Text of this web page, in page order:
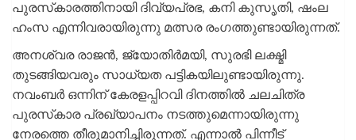
പുരസ്‌കാരത്തിനായി ദിവ്യപ്രഭ, കനി കുസൃതി, ഷംല
ഹംസ എന്നിവരായിരുന്നു മത്സര രം​ഗത്തുണ്ടായിരുന്നത്.
അനശ്വര രാജന്‍, ജ്യോതിര്‍മയി, സുരഭി ലക്ഷ്മി
തുടങ്ങിയവരും സാധ്യത പട്ടികയിലുണ്ടായിരുന്നു.
നവംബർ ഒന്നിന് കേരളപ്പിറവി ദിനത്തിൽ ചലചിത്ര
പുരസ്‌കാര പ്രഖ്യാപനം നടത്തുമെന്നായിരുന്നു
നേരത്തെ തീരുമാനിച്ചിരുന്നത്. എന്നാൽ പിന്നീട്